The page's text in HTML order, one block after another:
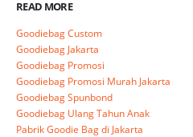
READ MORE
Goodiebag Custom
Goodiebag Jakarta
Goodiebag Promosi
Goodiebag Promosi Murah Jakarta
Goodiebag Spunbond
Goodiebag Ulang Tahun Anak
Pabrik Goodie Bag di Jakarta